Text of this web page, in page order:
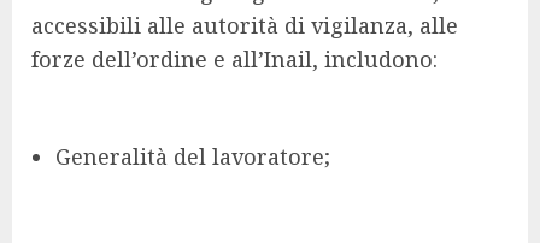
accessibili alle autorità di vigilanza, alle
forze dell’ordine e all’Inail, includono:
Generalità del lavoratore;